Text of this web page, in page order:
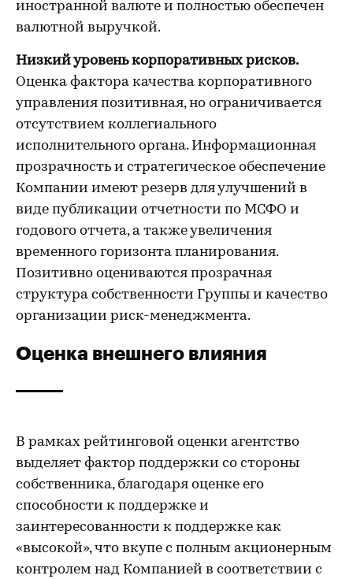
иностранной валюте и полностью обеспечен
валютной выручкой.
Низкий уровень корпоративных рисков.
Оценка фактора качества корпоративного
управления позитивная, но ограничивается
отсутствием коллегиального
исполнительного органа. Информационная
прозрачность и стратегическое обеспечение
Компании имеют резерв для улучшений в
виде публикации отчетности по МСФО и
годового отчета, а также увеличения
временного горизонта планирования.
Позитивно оцениваются прозрачная
структура собственности Группы и качество
организации риск-менеджмента.
Оценка внешнего влияния
В рамках рейтинговой оценки агентство
выделяет фактор поддержки со стороны
собственника, благодаря оценке его
способности к поддержке и
заинтересованности к поддержке как
«высокой», что вкупе с полным акционерным
контролем над Компанией в соответствии с